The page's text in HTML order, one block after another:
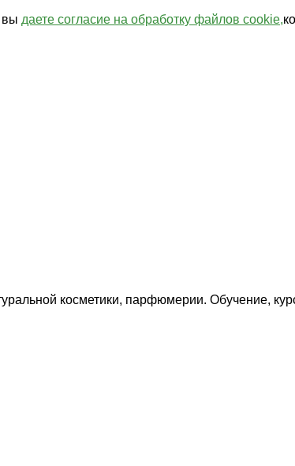
вы даете согласие на обработку файлов cookie,
косметики, парфюмерии. Обучение,